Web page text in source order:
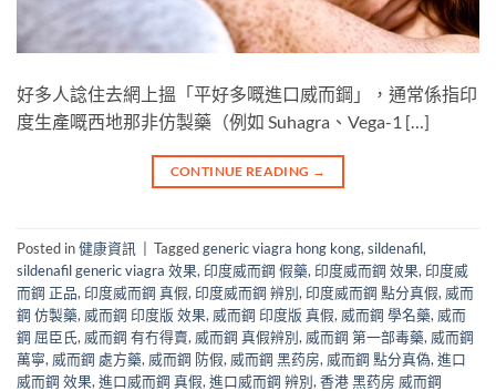
好多人諗住去網上搵「平好多嘅進口威而鋼」，通常係指印
度生產嘅西地那非仿製藥（例如 Suhagra、Vega-1 […]
CONTINUE READING →
Posted in健康資訊 Taggedgeneric viagra hong kong, sildenafil,
sildenafil generic viagra 效果, 印度威而鋼 假藥, 印度威而鋼 效果, 印度威
而鋼 正品, 印度威而鋼 真假, 印度威而鋼 辨別, 印度威而鋼 點分真假, 威而
鋼 仿製藥, 威而鋼 印度版 效果, 威而鋼 印度版 真假, 威而鋼 學名藥, 威而
鋼 屈臣氏, 威而鋼 有冇得賣, 威而鋼 真假辨別, 威而鋼 第一部毒藥, 威而鋼
萬寧, 威而鋼 處方藥, 威而鋼 防假, 威而鋼 黑药房, 威而鋼 點分真偽, 進口
威而鋼 效果, 進口威而鋼 真假, 進口威而鋼 辨別, 香港 黑药房 威而鋼